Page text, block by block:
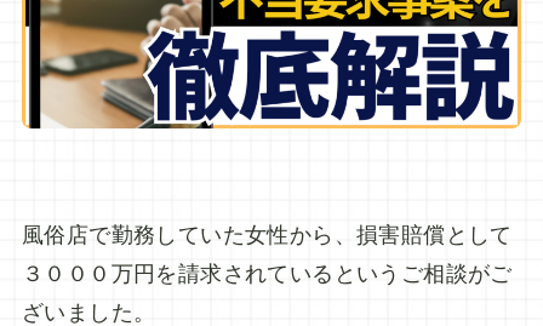
風俗店で勤務していた女性から、損害賠償として
３０００万円を請求されているというご相談がご
ざいました。